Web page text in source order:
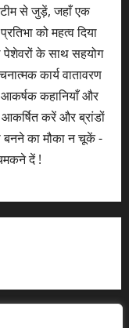
से जुड़ें, जहाँ एक
को महत्व दिया
पेशेवरों के साथ सहयोग
कार्य वातावरण
कहानियाँ और
करें और ब्रांडों
बनने का मौका न चूकें -
दें !